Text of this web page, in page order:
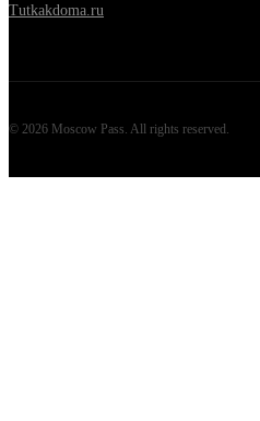
Tutkakdoma.ru
© 2026 Moscow Pass . All rights reserved.